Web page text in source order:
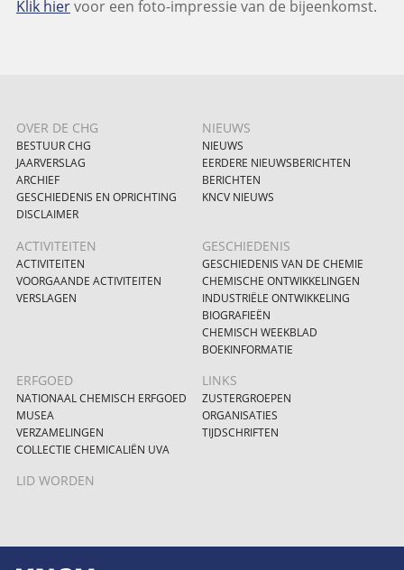
Klik hiervoor een foto-impressie van de bijeenkomst.
OVER DE CHG
BESTUUR CHG
JAARVERSLAG
ARCHIEF
GESCHIEDENIS EN OPRICHTING
DISCLAIMER
NIEUWS
NIEUWS
EERDERE NIEUWSBERICHTEN
BERICHTEN
KNCV NIEUWS
ACTIVITEITEN
ACTIVITEITEN
VOORGAANDE ACTIVITEITEN
VERSLAGEN
GESCHIEDENIS
GESCHIEDENIS VAN DE CHEMIE
CHEMISCHE ONTWIKKELINGEN
INDUSTRIËLE ONTWIKKELING
BIOGRAFIEËN
CHEMISCH WEEKBLAD
BOEKINFORMATIE
ERFGOED
NATIONAAL CHEMISCH ERFGOED
MUSEA
VERZAMELINGEN
COLLECTIE CHEMICALIËN UVA
LINKS
ZUSTERGROEPEN
ORGANISATIES
TIJDSCHRIFTEN
LID WORDEN